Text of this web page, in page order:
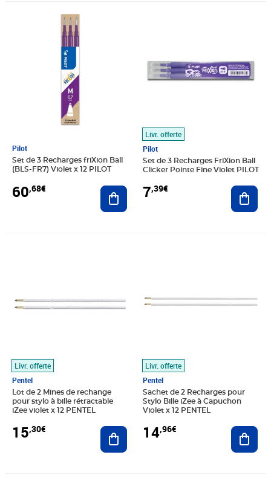
Pilot
Set de 3 Recharges friXion Ball
(BLS-FR7) Violet x 12 PILOT
60,68€ Ajouter au panier
Livr. offerte
Pilot
Set de 3 Recharges FriXion Ball
Clicker Pointe Fine Violet PILOT
7,39€
Livr. offerte
Pentel
Lot de 2 Mines de rechange
pour stylo à bille rétractable
iZee violet x 12 PENTEL
15,30€ Ajouter au panier
Livr. offerte
Pentel
Sachet de 2 Recharges pour
Stylo Bille iZee à Capuchon
Violet x 12 PENTEL
14,96€